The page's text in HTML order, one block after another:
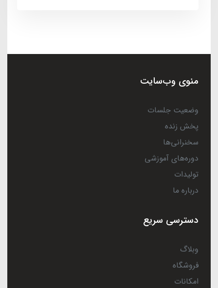
منوی وب‌سایت
وضعیت جلسات
پخش زنده
سخنرانی‌ها
دوره‌های آموزشی
تولیدات
درباره ما
دسترسی سریع
وبلاگ
فروشگاه
امکانات